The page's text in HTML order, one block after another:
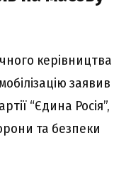
керівництва
заявив
“Єдина Росія”,
та безпеки